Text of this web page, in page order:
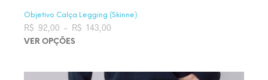
Objetivo Calça Legging (Skinne)
R$ 92,00 – R$ 143,00Faixa de preço: R$ 92,00 através
R$ 143,00
VER OPÇÕES